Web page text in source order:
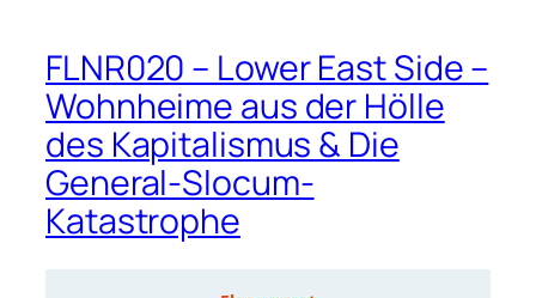
FLNR020 – Lower East Side –
Wohnheime aus der Hölle
des Kapitalismus & Die
General-Slocum-
Katastrophe